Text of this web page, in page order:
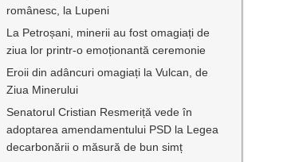
românesc, la Lupeni
La Petroșani, minerii au fost omagiați de
ziua lor printr-o emoționantă ceremonie
Eroii din adâncuri omagiați la Vulcan, de
Ziua Minerului
Senatorul Cristian Resmeriță vede în
adoptarea amendamentului PSD la Legea
decarbonării o măsură de bun simț